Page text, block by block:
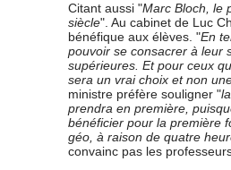
Citant aussi "Marc Bloch, le
siècle". Au cabinet de Luc
bénéfique aux élèves. "En
pouvoir se consacrer à leur
supérieures. Et pour ceux
sera un vrai choix et non
ministre préfère souligner "
prendra en première,
bénéficier pour la première
géo, à raison de quatre
convainc pas les